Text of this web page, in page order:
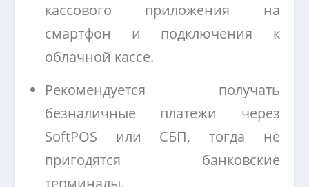
кассового приложения на
смартфон и подключения к
облачной кассе.
Рекомендуется получать
безналичные платежи через
SoftPOS или СБП, тогда не
пригодятся банковские